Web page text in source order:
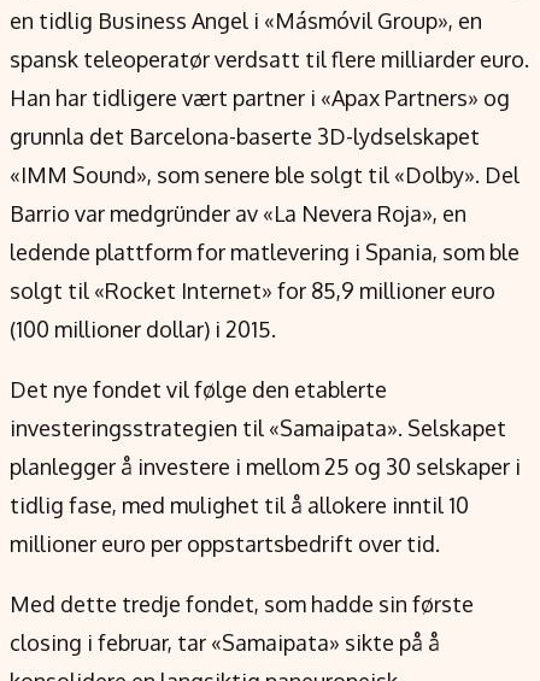
en tidlig Business Angel i «Másmóvil Group», en
spansk teleoperatør verdsatt til flere milliarder euro.
Han har tidligere vært partner i «Apax Partners» og
grunnla det Barcelona-baserte 3D-lydselskapet
«IMM Sound», som senere ble solgt til «Dolby». Del
Barrio var medgründer av «La Nevera Roja», en
ledende plattform for matlevering i Spania, som ble
solgt til «Rocket Internet» for 85,9 millioner euro
(100 millioner dollar) i 2015.
Det nye fondet vil følge den etablerte
investeringsstrategien til «Samaipata». Selskapet
planlegger å investere i mellom 25 og 30 selskaper i
tidlig fase, med mulighet til å allokere inntil 10
millioner euro per oppstartsbedrift over tid.
Med dette tredje fondet, som hadde sin første
closing i februar, tar «Samaipata» sikte på å